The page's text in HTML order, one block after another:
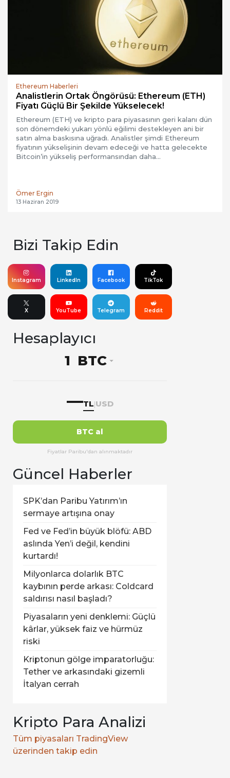
Ethereum Haberleri
Analistlerin Ortak Öngörüsü: Ethereum (ETH)
Fiyatı Güçlü Bir Şekilde Yükselecek!
Ethereum (ETH) ve kripto para piyasasının geri kalanı dün
son dönemdeki yukarı yönlü eğilimi destekleyen ani bir
satın alma baskısına uğradı. Analistler şimdi Ethereum
fiyatının yükselişinin devam edeceği ve hatta gelecekte
Bitcoin’in yükseliş performansından daha…
Ömer Ergin
13 Haziran 2019
Bizi Takip Edin
Instagram LinkedIn Facebook TikTok
X YouTube Telegram Reddit
Hesaplayıcı
BTC
—TL|USD
BTC al
Fiyatlar Paribu'dan alınmaktadır
Güncel Haberler
SPK’dan Paribu Yatırım’ın
sermaye artışına onay
Fed ve Fed’in büyük blöfü: ABD
aslında Yen’i değil, kendini
kurtardı!
Milyonlarca dolarlık BTC
kaybının perde arkası: Coldcard
saldırısı nasıl başladı?
Piyasaların yeni denklemi: Güçlü
kârlar, yüksek faiz ve hürmüz
riski
Kriptonun gölge imparatorluğu:
Tether ve arkasındaki gizemli
İtalyan cerrah
Kripto Para Analizi
Tüm piyasaları TradingView
üzerinden takip edin